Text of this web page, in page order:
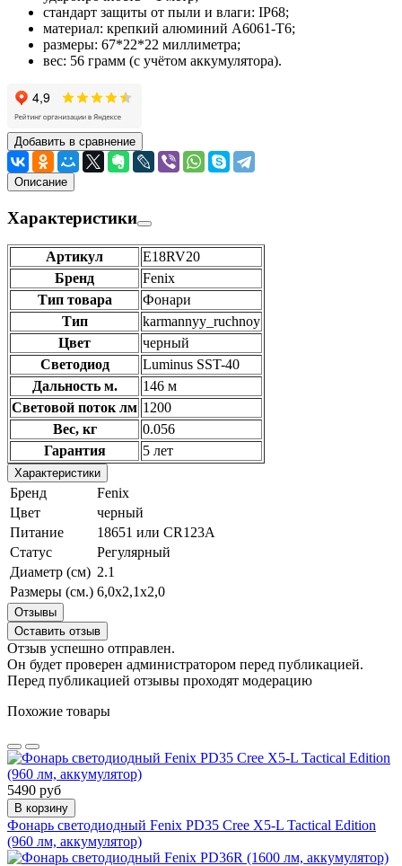
стандарт защиты от пыли и влаги: IP68;
материал: крепкий алюминий A6061-T6;
размеры: 67*22*22 миллиметра;
вес: 56 грамм (с учётом аккумулятора).
Добавить в сравнение
Описание
Характеристики
Артикул
E18RV20
Бренд
Fenix
Тип товара
Фонари
Тип
karmannyy_ruchnoy
Цвет
черный
Светодиод
Luminus SST-40
Дальность м.
146 м
Световой поток лм 1200
Вес, кг
0.056
Гарантия
5 лет
Характеристики
Бренд
Fenix
Цвет
черный
Питание
18651 или CR123A
Статус
Регулярный
Диаметр (см) 2.1
Размеры (см.) 6,0х2,1х2,0
Отзывы
Оставить отзыв
Отзыв успешно отправлен.
Он будет проверен администратором перед публикацией.
Перед публикацией отзывы проходят модерацию
Похожие товары
5490 руб
В корзину
Фонарь светодиодный Fenix PD35 Cree X5-L Tactical Edition
(960 лм, аккумулятор)